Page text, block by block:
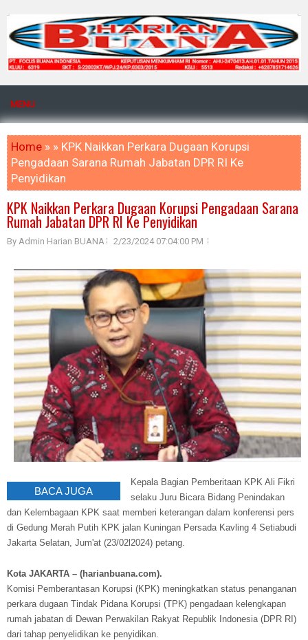
MENU
Home » » KPK Naikkan Perkara Dugaan Korupsi
Pengadaan Sarana Rumah Jabatan DPR RI Ke
Penyidikan
KPK Naikkan Perkara Dugaan Korupsi Pengadaan Sarana
Rumah Jabatan DPR RI Ke Penyidikan
By Admin Harian BUANA 2/23/2024 07:04:00 PM
BACA JUGA
Kepala Bagian Pemberitaan KPK Ali Fikri
selaku Juru Bicara Bidang Penindakan
dan Kelembagaan KPK saat memberi keterangan dalam konferensi pers
di Gedung Merah Putih KPK jalan Kuningan Persada Kavling 4 Setiabudi
Jakarta Selatan, Jum'at (23/02l2024) petang.
Kota JAKARTA – (harianbuana.com).
Komisi Pemberantasan Korupsi (KPK) meningkatkan status penanganan
perkara dugaan Tindak Pidana Korupsi (TPK) pengadaan kelengkapan
rumah jabatan di Dewan Perwakilan Rakyat Republik Indonesia (DPR RI)
dari tahap penyelidikan ke penyidikan.